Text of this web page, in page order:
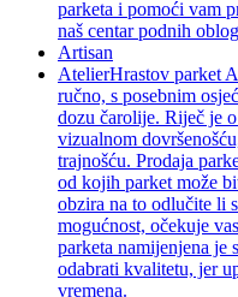
parketa i pomoći vam
naš centar podnih
Artisan
AtelierHrastov parket
ručno, s posebnim
dozu čarolije. Riječ je
vizualnom
trajnošću. Prodaja
od kojih parket može
obzira na to odlučite li
mogućnost, očekuje
parketa namijenjena
odabrati kvalitetu, jer
vremena.